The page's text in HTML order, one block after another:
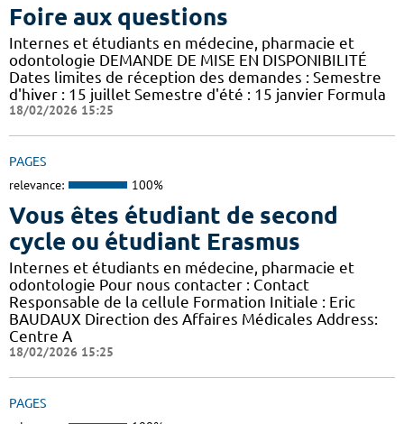
Foire aux questions
Internes et étudiants en médecine, pharmacie et
odontologie DEMANDE DE MISE EN DISPONIBILITÉ
Dates limites de réception des demandes : Semestre
d'hiver : 15 juillet Semestre d'été : 15 janvier Formula
18/02/2026 15:25
PAGES
relevance: 100%
Vous êtes étudiant de second
cycle ou étudiant Erasmus
Internes et étudiants en médecine, pharmacie et
odontologie Pour nous contacter : Contact
Responsable de la cellule Formation Initiale : Eric
BAUDAUX Direction des Affaires Médicales Address:
Centre A
18/02/2026 15:25
PAGES